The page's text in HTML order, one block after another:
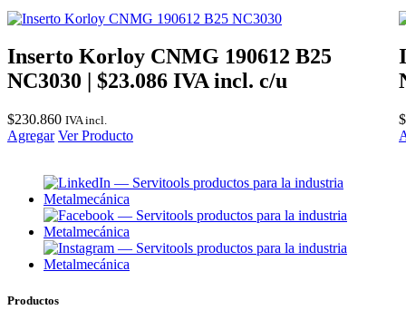
16)
Inserto Korloy CNMG 190612 B25
NC3030 | $23.086 IVA incl. c/u
$230.860 IVA incl.
Agregar Ver Producto
$
Productos